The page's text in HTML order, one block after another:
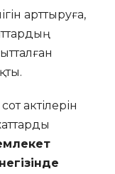
арттыруға,
актілерін